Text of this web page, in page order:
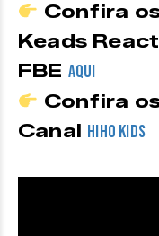
Confira
Keads
FBE AQUI
Confira
Canal HiHo Kids